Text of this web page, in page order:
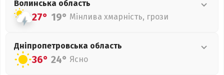
Волинська область
27° 19° Мінлива хмарність, грози
Дніпропетровська область
36° 24° Ясно